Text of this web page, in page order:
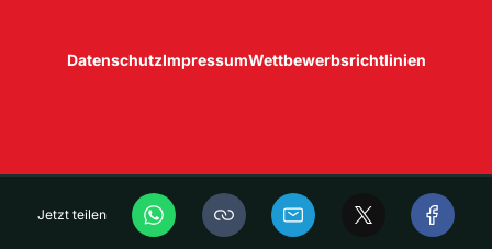
Jetzt teilen
DatenschutzImpressumWettbewerbsrichtlinien